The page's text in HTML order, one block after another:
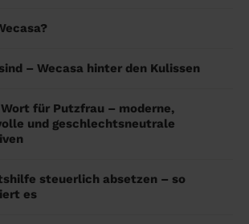
– Wecasa hinter den Kulissen
für Putzfrau – moderne,
und geschlechtsneutrale
steuerlich absetzen – so
es